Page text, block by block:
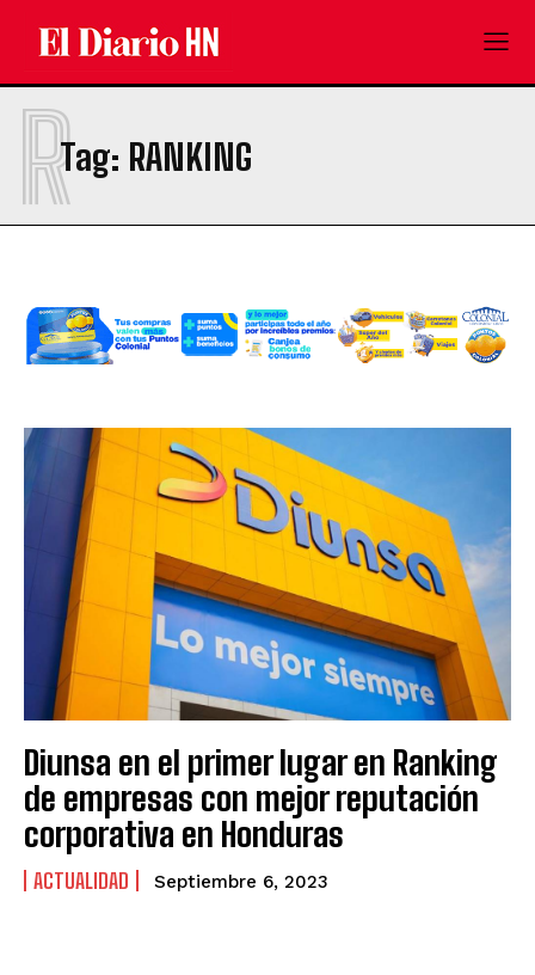
Tag: RANKING
R
Diunsa en el primer lugar en Ranking
de empresas con mejor reputación
corporativa en Honduras
ACTUALIDAD Septiembre 6, 2023